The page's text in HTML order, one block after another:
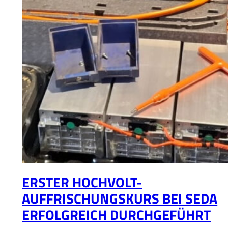
ERSTER HOCHVOLT-
AUFFRISCHUNGSKURS BEI SEDA
ERFOLGREICH DURCHGEFÜHRT